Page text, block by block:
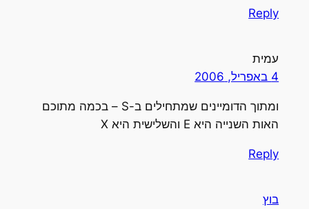
Reply
עמית
4 באפריל, 2006
ומתוך הדומיינים שמתחילים ב-S – בכמה מתוכם
האות השנייה היא E והשלישית היא X
Reply
בוץ